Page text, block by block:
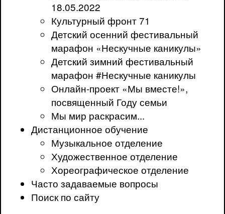
18.05.2022
Культурный фронт 71
Детский осенний фестивальный
марафон «Нескучные каникулы»
Детский зимний фестивальный
марафон #Нескучные каникулы
Онлайн-проект «Мы вместе!»,
посвященный Году семьи
Мы мир раскрасим...
Дистанционное обучение
Музыкальное отделение
Художественное отделение
Хореографическое отделение
Часто задаваемые вопросы
Поиск по сайту